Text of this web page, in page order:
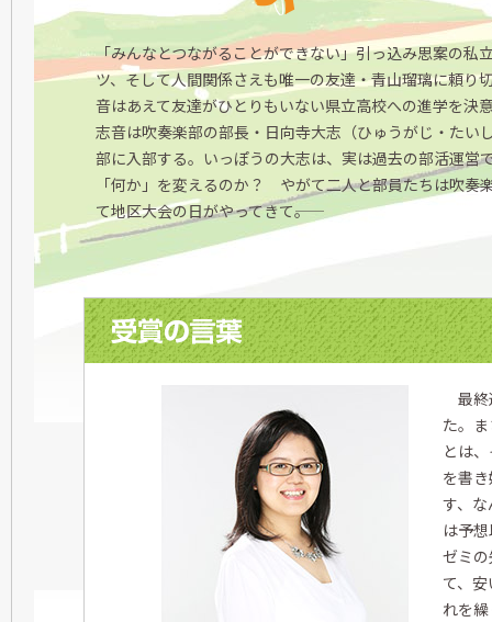
「みんなとつながることができない」引っ込み思案の
ツ、そして人間関係さえも唯一の友達・青山瑠璃に頼り
音はあえて友達がひとりもいない県立高校への進学を
志音は吹奏楽部の部長・日向寺大志（ひゅうがじ・た
部に入部する。いっぽうの大志は、実は過去の部活運
「何か」を変えるのか？ やがて二人と部員たちは吹奏
て地区大会の日がやってきて――。
最終
た。
とは
を書
す、
は予
ゼミ
て、
れを